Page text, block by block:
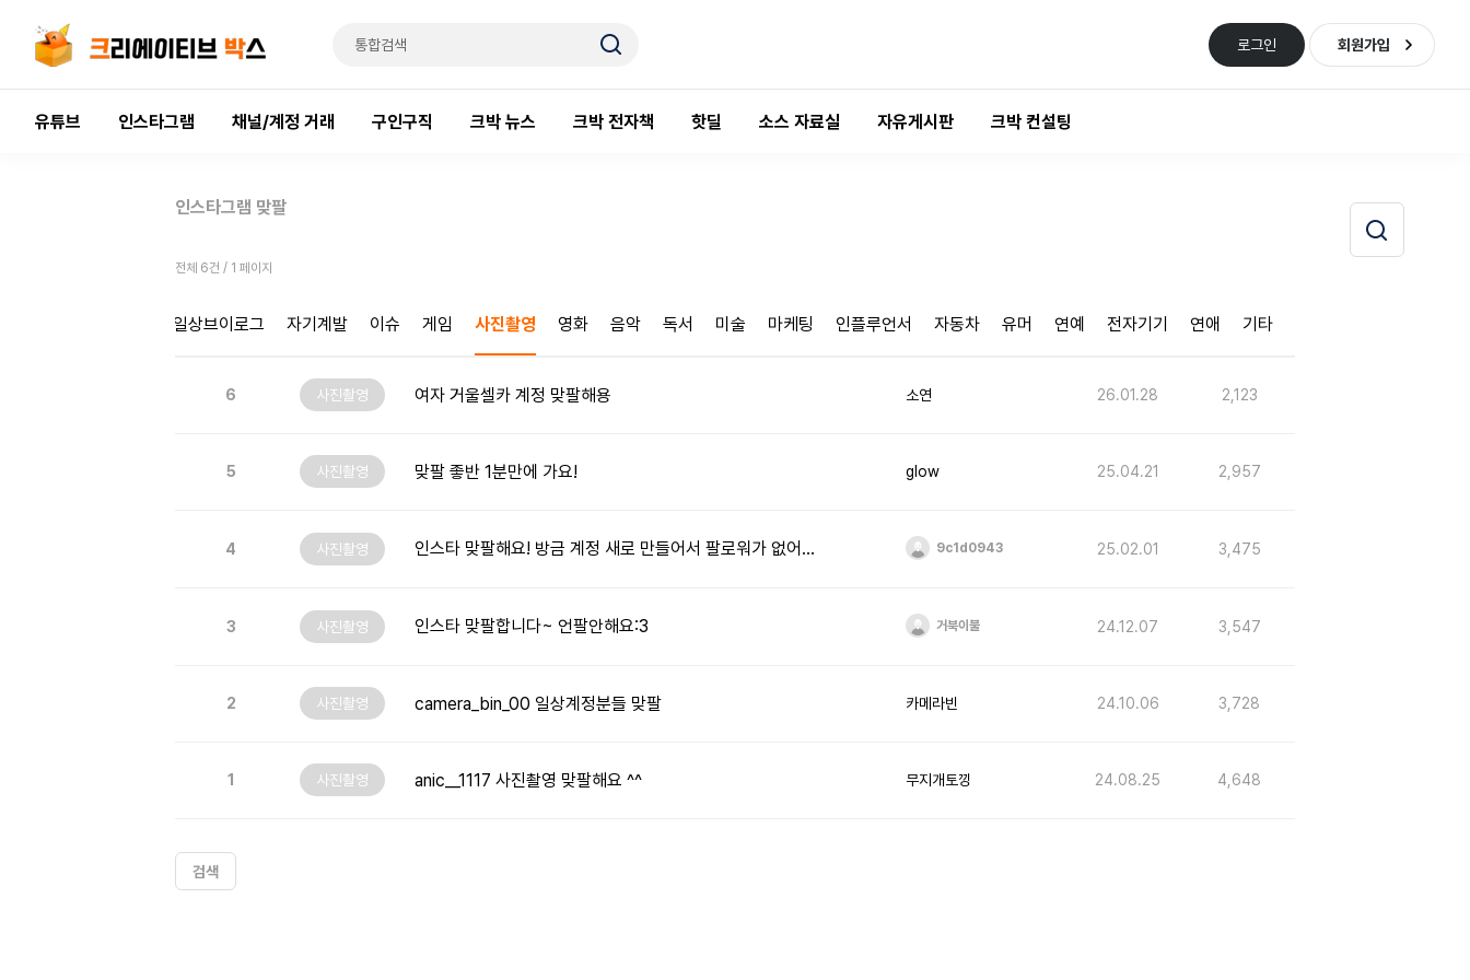
로그인 회원가입
유튜브 인스타그램 채널/계정 거래 구인구직 크박 뉴스 크박 전자책 핫딜 소스 자료실 자유게시판 크박 컨설팅
인스타그램 맞팔
전체 6건 / 1 페이지
일상브이로그 자기계발 이슈 게임 사진촬영 영화 음악 독서 미술 마케팅 인플루언서 자동차 유머 연예 전자기기 연애 기타
6 사진촬영 여자 거울셀카 계정 맞팔해용 소연 26.01.28 2,123
5 사진촬영 맞팔 좋반 1분만에 가요! glow 25.04.21 2,957
4 사진촬영 인스타 맞팔해요! 방금 계정 새로 만들어서 팔로워가 없어요ㅜㅜㅜㅜ 9c1d0943 25.02.01 3,475
3 사진촬영 인스타 맞팔합니다~ 언팔안해요:3 거북이불 24.12.07 3,547
2 사진촬영 camera_bin_00 일상계정분들 맞팔 카메라빈 24.10.06 3,728
1 사진촬영 anic__1117 사진촬영 맞팔해요 ^^ 무지개토낑 24.08.25 4,648
검색